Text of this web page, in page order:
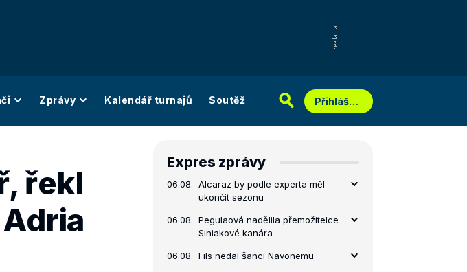
Zprávy Kalendář turnajů Soutěž Přihlášení
řekl
Expres zprávy
06.08. Alcaraz by podle experta měl
ukončit sezonu
06.08. Pegulaová nadělila přemožitelce
Siniakové kanára
06.08. Fils nedal šanci Navonemu